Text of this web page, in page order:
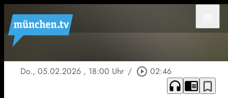
Do., 05.02.2026 , 18:00 Uhr / play_circle_outline 02:46
headphones chrome_reader_mode bookmark_border